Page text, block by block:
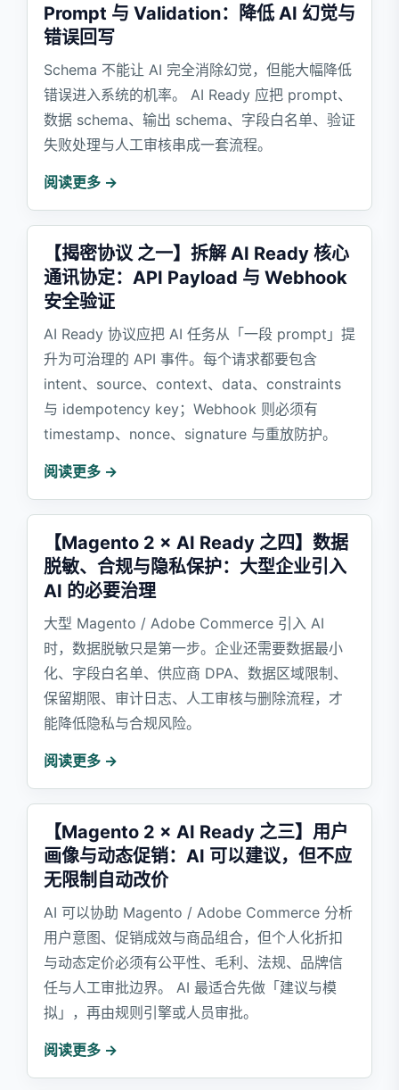
Prompt 与 Validation：降低 AI 幻觉与
错误回写
Schema 不能让 AI 完全消除幻觉，但能大幅降低
错误进入系统的机率。 AI Ready 应把 prompt、
数据 schema、输出 schema、字段白名单、验证
失败处理与人工审核串成一套流程。
阅读更多 →
【揭密协议 之一】拆解 AI Ready 核心
通讯协定：API Payload 与 Webhook
安全验证
AI Ready 协议应把 AI 任务从「一段 prompt」提
升为可治理的 API 事件。每个请求都要包含
intent、source、context、data、constraints
与 idempotency key；Webhook 则必须有
timestamp、nonce、signature 与重放防护。
阅读更多 →
【Magento 2 × AI Ready 之四】数据
脱敏、合规与隐私保护：大型企业引入
AI 的必要治理
大型 Magento / Adobe Commerce 引入 AI
时，数据脱敏只是第一步。企业还需要数据最小
化、字段白名单、供应商 DPA、数据区域限制、
保留期限、审计日志、人工审核与删除流程，才
能降低隐私与合规风险。
阅读更多 →
【Magento 2 × AI Ready 之三】用户
画像与动态促销：AI 可以建议，但不应
无限制自动改价
AI 可以协助 Magento / Adobe Commerce 分析
用户意图、促销成效与商品组合，但个人化折扣
与动态定价必须有公平性、毛利、法规、品牌信
任与人工审批边界。 AI 最适合先做「建议与模
拟」，再由规则引擎或人员审批。
阅读更多 →